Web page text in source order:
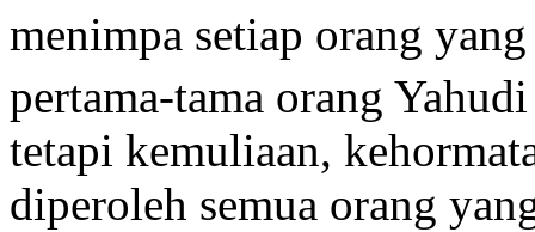
menimpa setiap orang
pertama-tama orang
tetapi kemuliaan,
diperoleh semua orang